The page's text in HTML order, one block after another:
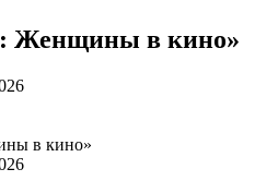
Женщины в кино»